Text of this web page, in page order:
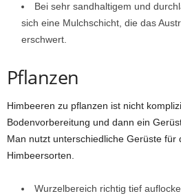
Bei sehr sandhaltigem und
sich eine Mulchschicht, die das
erschwert.
Pflanzen
Himbeeren zu pflanzen ist nicht
Bodenvorbereitung und dann ein
Man nutzt unterschiedliche Gerüste für
Himbeersorten.
Wurzelbereich richtig tief